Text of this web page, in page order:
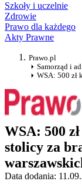
Szkoły i uczelnie
Zdrowie
Prawo dla każdego
Akty Prawne
Prawo.pl
Samorząd i
WSA: 500 zł
WSA: 500
stolicy za
Data dodania: